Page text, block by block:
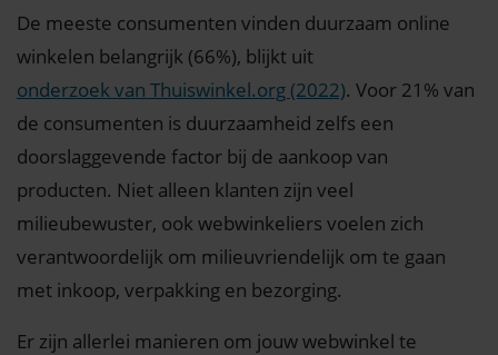
De meeste consumenten vinden duurzaam online
winkelen belangrijk (66%), blijkt uit
onderzoek van Thuiswinkel.org (2022). Voor 21% van
de consumenten is duurzaamheid zelfs een
doorslaggevende factor bij de aankoop van
producten. Niet alleen klanten zijn veel
milieubewuster, ook webwinkeliers voelen zich
verantwoordelijk om milieuvriendelijk om te gaan
met inkoop, verpakking en bezorging.
Er zijn allerlei manieren om jouw webwinkel te